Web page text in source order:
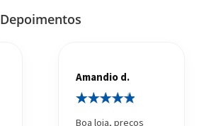
Depoimentos
Boa loja, preços
Amandio d.